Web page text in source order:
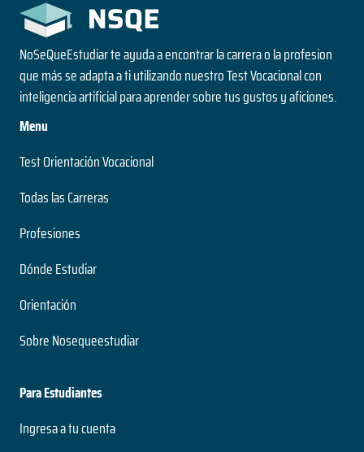
NoSeQueEstudiar te ayuda a encontrar la carrera o la profesion
que más se adapta a ti utilizando nuestro Test Vocacional con
inteligencia artificial para aprender sobre tus gustos y aficiones.
Menu
Test Orientación Vocacional
Todas las Carreras
Profesiones
Dónde Estudiar
Orientación
Sobre Nosequeestudiar
Para Estudiantes
Ingresa a tu cuenta